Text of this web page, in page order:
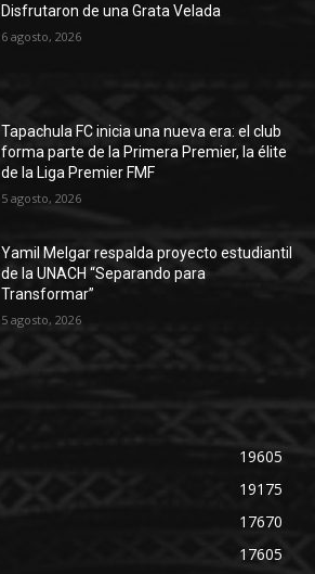
Disfrutaron de una Grata Velada
6 agosto, 2026
Tapachula FC inicia una nueva era: el club
forma parte de la Primera Premier, la élite
de la Liga Premier FMF
5 agosto, 2026
Yamil Melgar respalda proyecto estudiantil
de la UNACH “Separando para
Transformar”
5 agosto, 2026
19605
19175
17670
17605